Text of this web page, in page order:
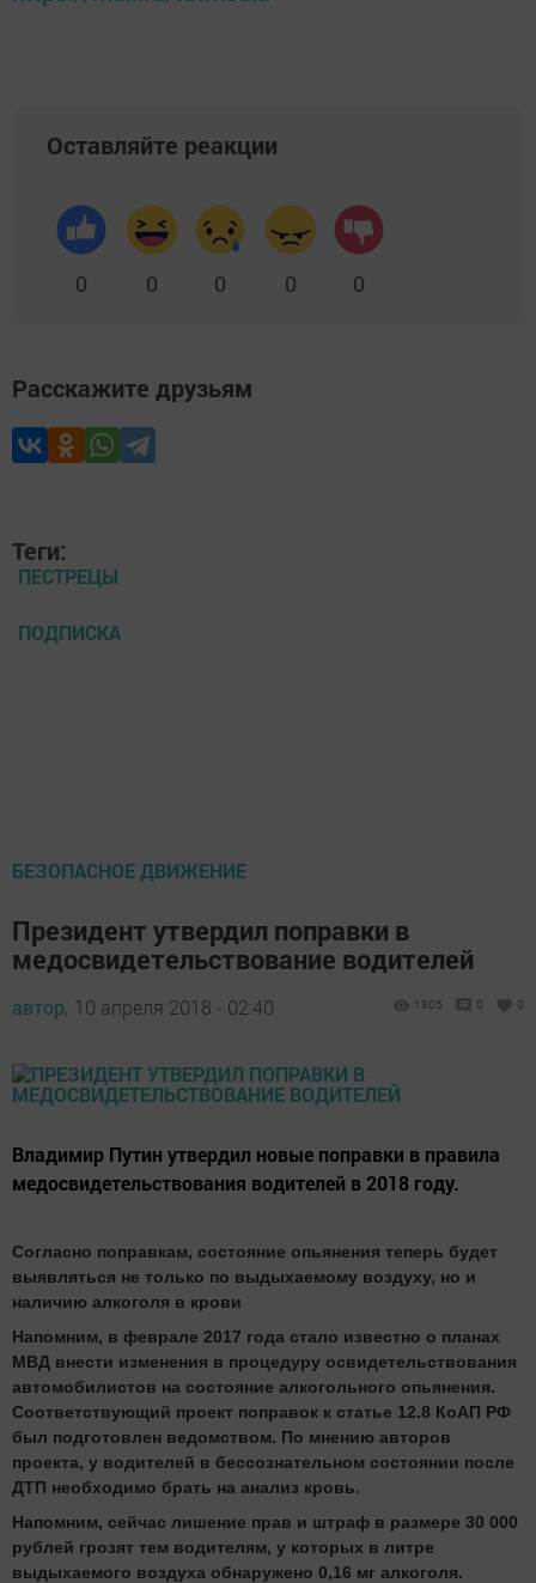
Оставляйте реакции
0 0 0 0 0
Расскажите друзьям
Теги:
ПЕСТРЕЦЫ
ПОДПИСКА
БЕЗОПАСНОЕ ДВИЖЕНИЕ
Президент утвердил поправки в
медосвидетельствование водителей
автор, 10 апреля 2018 - 02:40 1805 0 0
Владимир Путин утвердил новые поправки в правила
медосвидетельствования водителей в 2018 году.
Согласно поправкам, состояние опьянения теперь будет
выявляться не только по выдыхаемому воздуху, но и
наличию алкоголя в крови
Напомним, в феврале 2017 года стало известно о планах
МВД внести изменения в процедуру освидетельствования
автомобилистов на состояние алкогольного опьянения.
Соответствующий проект поправок к статье 12.8 КоАП РФ
был подготовлен ведомством. По мнению авторов
проекта, у водителей в бессознательном состоянии после
ДТП необходимо брать на анализ кровь.
Напомним, сейчас лишение прав и штраф в размере 30 000
рублей грозят тем водителям, у которых в литре
выдыхаемого воздуха обнаружено 0,16 мг алкоголя.